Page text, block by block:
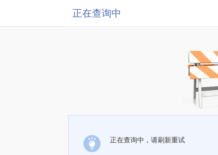
正在查询中
正在查询中，请刷新重试